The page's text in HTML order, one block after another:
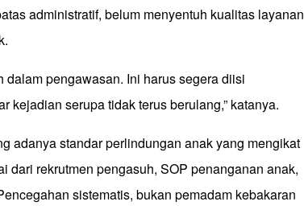
administratif, belum menyentuh kualitas layanan
dalam pengawasan. Ini harus segera diisi
kejadian serupa tidak terus berulang,” katanya.
adanya standar perlindungan anak yang mengikat
dari rekrutmen pengasuh, SOP penanganan anak,
sistematis, bukan pemadam kebakaran